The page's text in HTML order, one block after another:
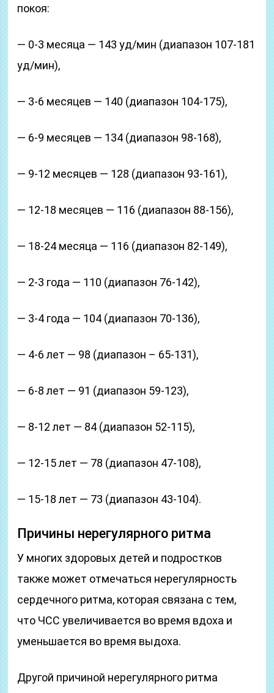
покоя:
— 0-3 месяца — 143 уд/мин (диапазон 107-181
уд/мин),
— 3-6 месяцев — 140 (диапазон 104-175),
— 6-9 месяцев — 134 (диапазон 98-168),
— 9-12 месяцев — 128 (диапазон 93-161),
— 12-18 месяцев — 116 (диапазон 88-156),
— 18-24 месяца — 116 (диапазон 82-149),
— 2-3 года — 110 (диапазон 76-142),
— 3-4 года — 104 (диапазон 70-136),
— 4-6 лет — 98 (диапазон – 65-131),
— 6-8 лет — 91 (диапазон 59-123),
— 8-12 лет — 84 (диапазон 52-115),
— 12-15 лет — 78 (диапазон 47-108),
— 15-18 лет — 73 (диапазон 43-104).
Причины нерегулярного ритма
У многих здоровых детей и подростков
также может отмечаться нерегулярность
сердечного ритма, которая связана с тем,
что ЧСС увеличивается во время вдоха и
уменьшается во время выдоха.
Другой причиной нерегулярного ритма